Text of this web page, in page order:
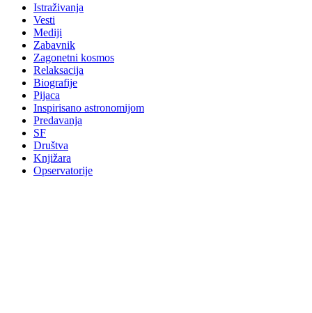
Istraživanja
Vesti
Mediji
Zabavnik
Zagonetni kosmos
Relaksacija
Biografije
Pijaca
Inspirisano astronomijom
Predavanja
SF
Društva
Knjižara
Opservatorije